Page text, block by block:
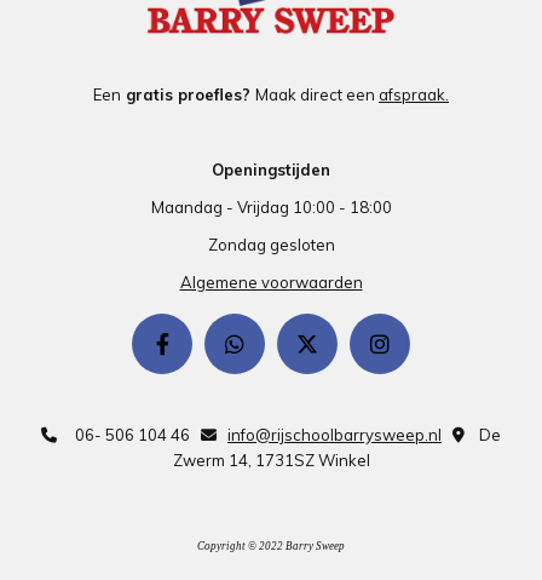
Een gratis proefles? Maak direct een afspraak.
Openingstijden
Maandag - Vrijdag 10:00 - 18:00
Zondag gesloten
Algemene voorwaarden
 06- 506 104 46  info@rijschoolbarrysweep.nl 
De
Zwerm 14, 1731SZ Winkel
Copyright © 2022 Barry Sweep